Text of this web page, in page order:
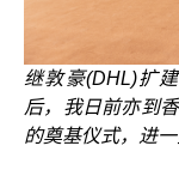
继敦豪(DHL)扩
后，我日前亦到
的奠基仪式，进